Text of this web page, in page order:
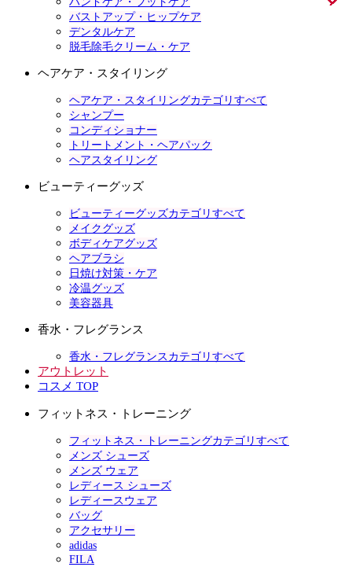
バストアップ・ヒップケア
デンタルケア
脱毛除毛クリーム・ケア
ヘアケア・スタイリング
ヘアケア・スタイリングカテゴリすべて
シャンプー
コンディショナー
トリートメント・ヘアパック
ヘアスタイリング
ビューティーグッズ
ビューティーグッズカテゴリすべて
メイクグッズ
ボディケアグッズ
ヘアブラシ
日焼け対策・ケア
冷温グッズ
美容器具
香水・フレグランス
香水・フレグランスカテゴリすべて
アウトレット
コスメ TOP
フィットネス・トレーニング
フィットネス・トレーニングカテゴリすべて
メンズ シューズ
メンズ ウェア
レディース シューズ
レディースウェア
バッグ
アクセサリー
adidas
FILA